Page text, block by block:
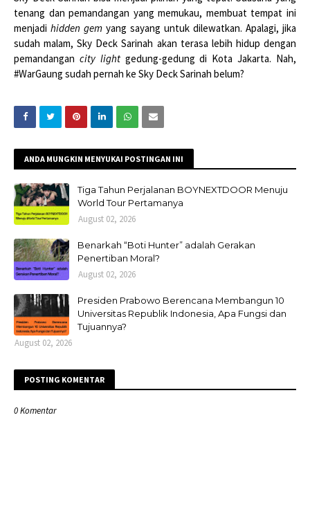
tenang dan pemandangan yang memukau, membuat tempat ini
menjadi hidden gem yang sayang untuk dilewatkan. Apalagi, jika
sudah malam, Sky Deck Sarinah akan terasa lebih hidup dengan
pemandangan city lightgedung-gedung di Kota Jakarta. Nah,
#WarGaung sudah pernah ke Sky Deck Sarinah belum?
ANDA MUNGKIN MENYUKAI POSTINGAN INI
Tiga Tahun Perjalanan BOYNEXTDOOR Menuju
World Tour Pertamanya
August 02, 2026
Benarkah “Boti Hunter” adalah Gerakan
Penertiban Moral?
August 02, 2026
Presiden Prabowo Berencana Membangun 10
Universitas Republik Indonesia, Apa Fungsi dan
Tujuannya?
August 02, 2026
POSTING KOMENTAR
0 Komentar